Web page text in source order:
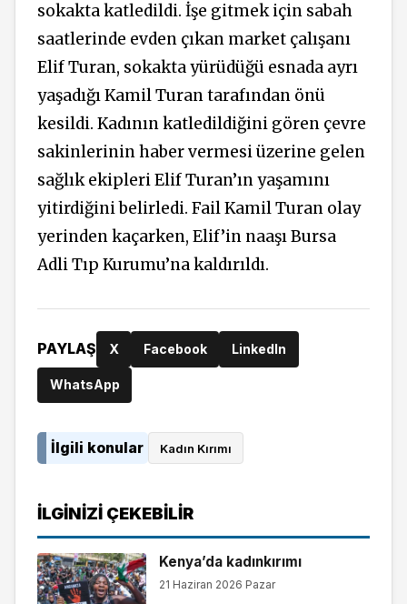
sokakta katledildi. İşe gitmek için sabah
saatlerinde evden çıkan market çalışanı
Elif Turan, sokakta yürüdüğü esnada ayrı
yaşadığı Kamil Turan tarafından önü
kesildi. Kadının katledildiğini gören çevre
sakinlerinin haber vermesi üzerine gelen
sağlık ekipleri Elif Turan’ın yaşamını
yitirdiğini belirledi. Fail Kamil Turan olay
yerinden kaçarken, Elif’in naaşı Bursa
Adli Tıp Kurumu’na kaldırıldı.
PAYLAŞ X Facebook LinkedIn
WhatsApp
İlgili konular Kadın Kırımı
İLGINIZI ÇEKEBILIR
Kenya’da kadınkırımı
21 Haziran 2026 Pazar